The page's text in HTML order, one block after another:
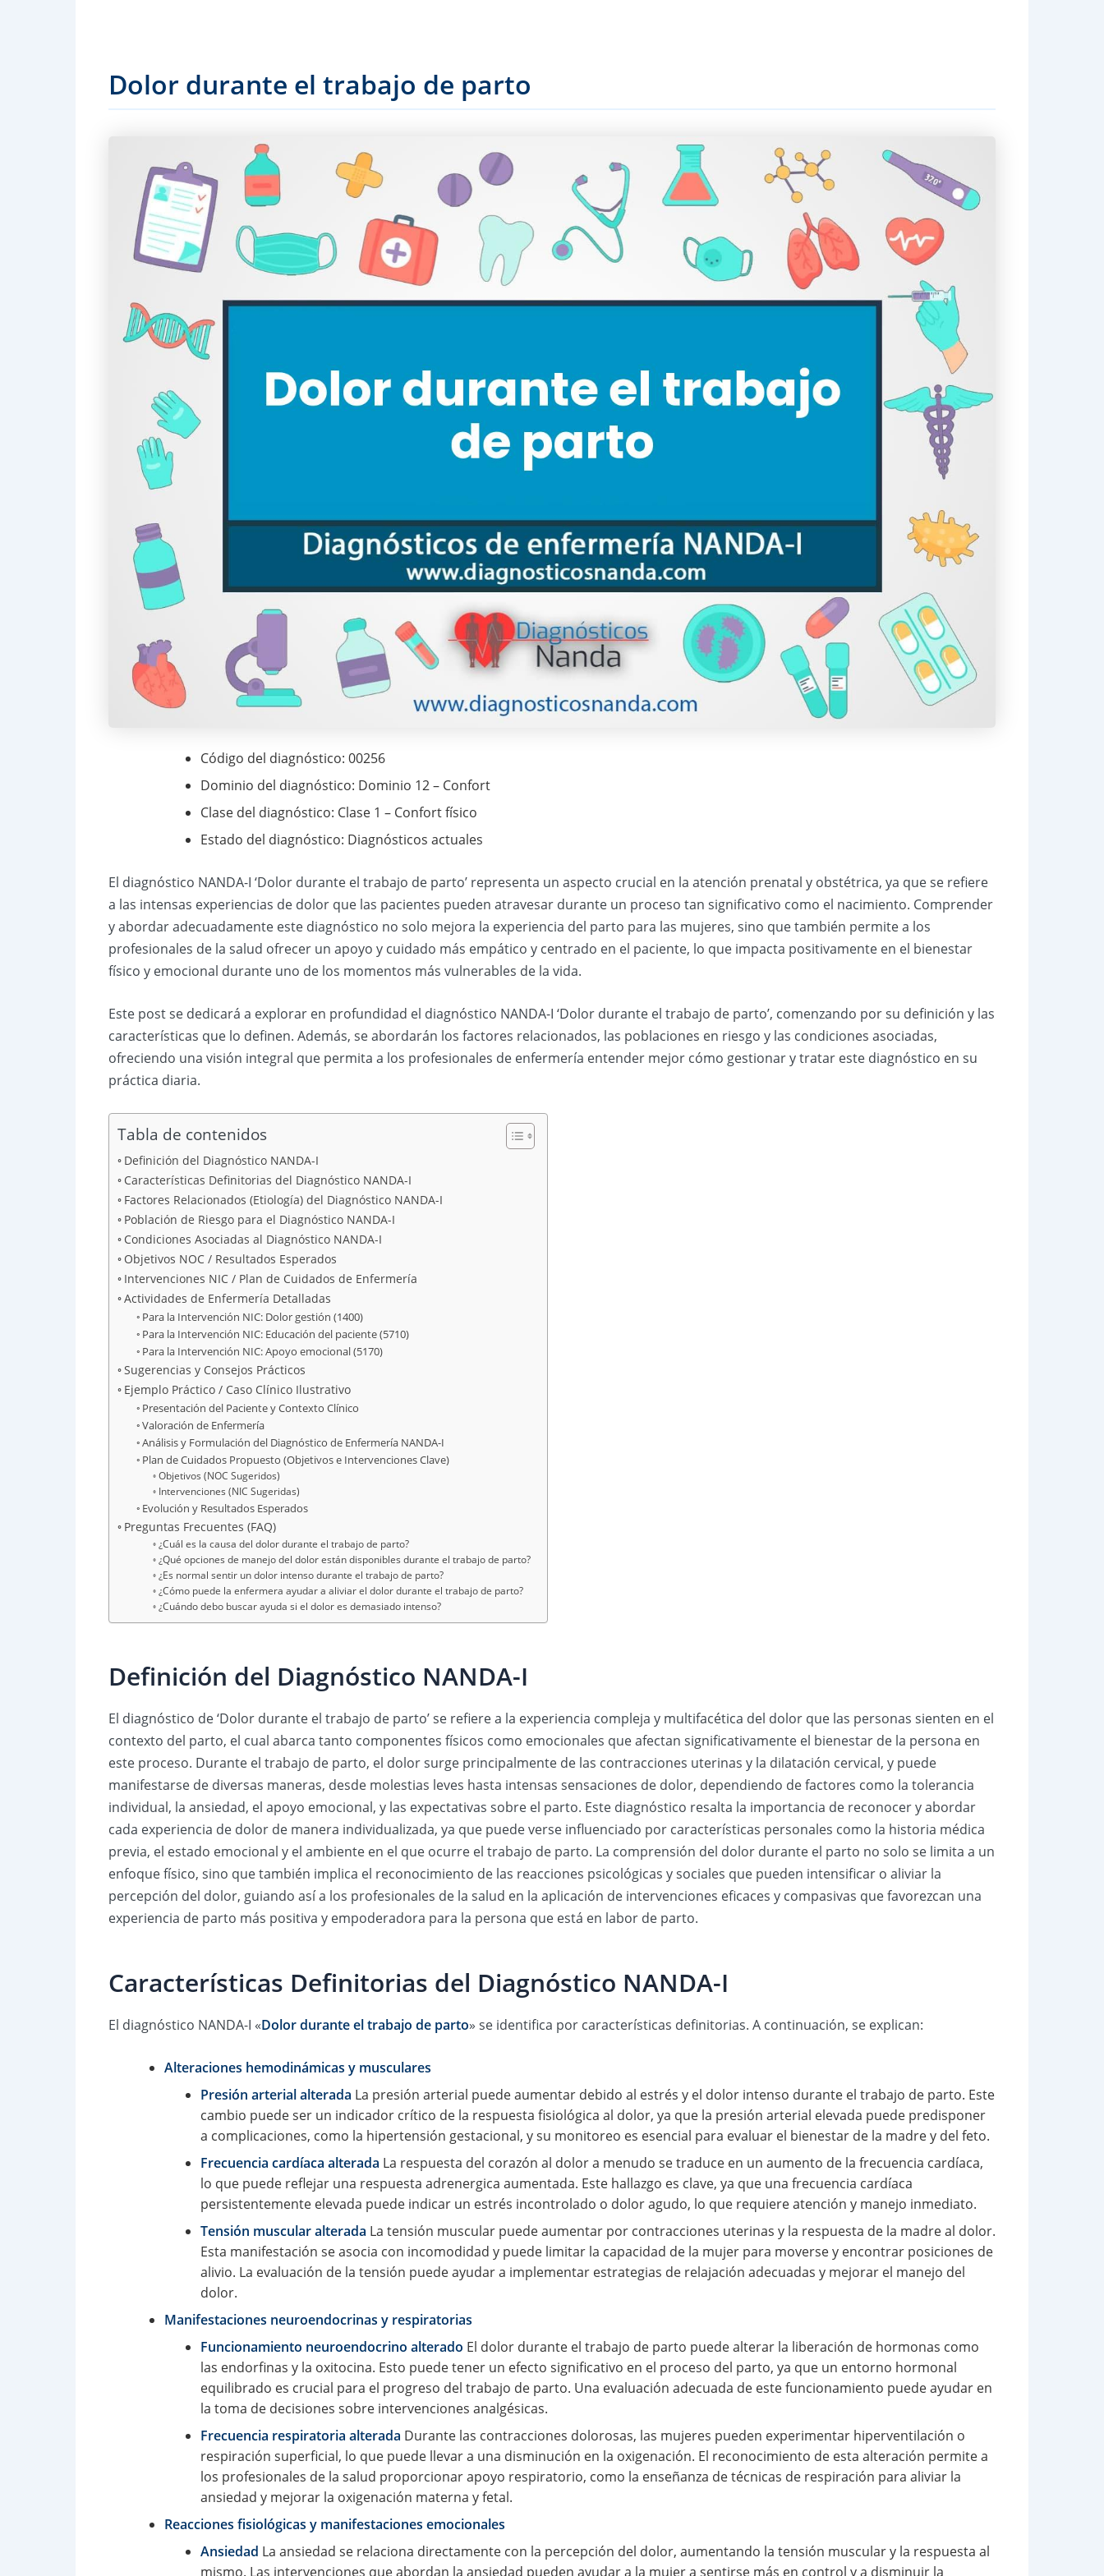
Dolor durante el trabajo de parto
Código del diagnóstico: 00256
Dominio del diagnóstico: Dominio 12 – Confort
Clase del diagnóstico: Clase 1 – Confort físico
Estado del diagnóstico: Diagnósticos actuales
El diagnóstico NANDA-I ‘Dolor durante el trabajo de parto’ representa un aspecto crucial en la atención prenatal y obstétrica, ya que se refiere
a las intensas experiencias de dolor que las pacientes pueden atravesar durante un proceso tan significativo como el nacimiento. Comprender
y abordar adecuadamente este diagnóstico no solo mejora la experiencia del parto para las mujeres, sino que también permite a los
profesionales de la salud ofrecer un apoyo y cuidado más empático y centrado en el paciente, lo que impacta positivamente en el bienestar
físico y emocional durante uno de los momentos más vulnerables de la vida.
Este post se dedicará a explorar en profundidad el diagnóstico NANDA-I ‘Dolor durante el trabajo de parto’, comenzando por su definición y las
características que lo definen. Además, se abordarán los factores relacionados, las poblaciones en riesgo y las condiciones asociadas,
ofreciendo una visión integral que permita a los profesionales de enfermería entender mejor cómo gestionar y tratar este diagnóstico en su
práctica diaria.
Tabla de contenidos
Definición del Diagnóstico NANDA-I
Características Definitorias del Diagnóstico NANDA-I
Factores Relacionados (Etiología) del Diagnóstico NANDA-I
Población de Riesgo para el Diagnóstico NANDA-I
Condiciones Asociadas al Diagnóstico NANDA-I
Objetivos NOC / Resultados Esperados
Intervenciones NIC / Plan de Cuidados de Enfermería
Actividades de Enfermería Detalladas
Para la Intervención NIC: Dolor gestión (1400)
Para la Intervención NIC: Educación del paciente (5710)
Para la Intervención NIC: Apoyo emocional (5170)
Sugerencias y Consejos Prácticos
Ejemplo Práctico / Caso Clínico Ilustrativo
Presentación del Paciente y Contexto Clínico
Valoración de Enfermería
Análisis y Formulación del Diagnóstico de Enfermería NANDA-I
Plan de Cuidados Propuesto (Objetivos e Intervenciones Clave)
Objetivos (NOC Sugeridos)
Intervenciones (NIC Sugeridas)
Evolución y Resultados Esperados
Preguntas Frecuentes (FAQ)
¿Cuál es la causa del dolor durante el trabajo de parto?
¿Qué opciones de manejo del dolor están disponibles durante el trabajo de parto?
¿Es normal sentir un dolor intenso durante el trabajo de parto?
¿Cómo puede la enfermera ayudar a aliviar el dolor durante el trabajo de parto?
¿Cuándo debo buscar ayuda si el dolor es demasiado intenso?
Definición del Diagnóstico NANDA-I
El diagnóstico de ‘Dolor durante el trabajo de parto’ se refiere a la experiencia compleja y multifacética del dolor que las personas sienten en el
contexto del parto, el cual abarca tanto componentes físicos como emocionales que afectan significativamente el bienestar de la persona en
este proceso. Durante el trabajo de parto, el dolor surge principalmente de las contracciones uterinas y la dilatación cervical, y puede
manifestarse de diversas maneras, desde molestias leves hasta intensas sensaciones de dolor, dependiendo de factores como la tolerancia
individual, la ansiedad, el apoyo emocional, y las expectativas sobre el parto. Este diagnóstico resalta la importancia de reconocer y abordar
cada experiencia de dolor de manera individualizada, ya que puede verse influenciado por características personales como la historia médica
previa, el estado emocional y el ambiente en el que ocurre el trabajo de parto. La comprensión del dolor durante el parto no solo se limita a un
enfoque físico, sino que también implica el reconocimiento de las reacciones psicológicas y sociales que pueden intensificar o aliviar la
percepción del dolor, guiando así a los profesionales de la salud en la aplicación de intervenciones eficaces y compasivas que favorezcan una
experiencia de parto más positiva y empoderadora para la persona que está en labor de parto.
Características Definitorias del Diagnóstico NANDA-I
El diagnóstico NANDA-I «Dolor durante el trabajo de parto» se identifica por características definitorias. A continuación, se explican:
Alteraciones hemodinámicas y musculares
Presión arterial alterada La presión arterial puede aumentar debido al estrés y el dolor intenso durante el trabajo de parto. Este
cambio puede ser un indicador crítico de la respuesta fisiológica al dolor, ya que la presión arterial elevada puede predisponer
a complicaciones, como la hipertensión gestacional, y su monitoreo es esencial para evaluar el bienestar de la madre y del feto.
Frecuencia cardíaca alterada La respuesta del corazón al dolor a menudo se traduce en un aumento de la frecuencia cardíaca,
lo que puede reflejar una respuesta adrenergica aumentada. Este hallazgo es clave, ya que una frecuencia cardíaca
persistentemente elevada puede indicar un estrés incontrolado o dolor agudo, lo que requiere atención y manejo inmediato.
Tensión muscular alterada La tensión muscular puede aumentar por contracciones uterinas y la respuesta de la madre al dolor.
Esta manifestación se asocia con incomodidad y puede limitar la capacidad de la mujer para moverse y encontrar posiciones de
alivio. La evaluación de la tensión puede ayudar a implementar estrategias de relajación adecuadas y mejorar el manejo del
dolor.
Manifestaciones neuroendocrinas y respiratorias
Funcionamiento neuroendocrino alterado El dolor durante el trabajo de parto puede alterar la liberación de hormonas como
las endorfinas y la oxitocina. Esto puede tener un efecto significativo en el proceso del parto, ya que un entorno hormonal
equilibrado es crucial para el progreso del trabajo de parto. Una evaluación adecuada de este funcionamiento puede ayudar en
la toma de decisiones sobre intervenciones analgésicas.
Frecuencia respiratoria alterada Durante las contracciones dolorosas, las mujeres pueden experimentar hiperventilación o
respiración superficial, lo que puede llevar a una disminución en la oxigenación. El reconocimiento de esta alteración permite a
los profesionales de la salud proporcionar apoyo respiratorio, como la enseñanza de técnicas de respiración para aliviar la
ansiedad y mejorar la oxigenación materna y fetal.
Reacciones fisiológicas y manifestaciones emocionales
Ansiedad La ansiedad se relaciona directamente con la percepción del dolor, aumentando la tensión muscular y la respuesta al
mismo. Las intervenciones que abordan la ansiedad pueden ayudar a la mujer a sentirse más en control y a disminuir la